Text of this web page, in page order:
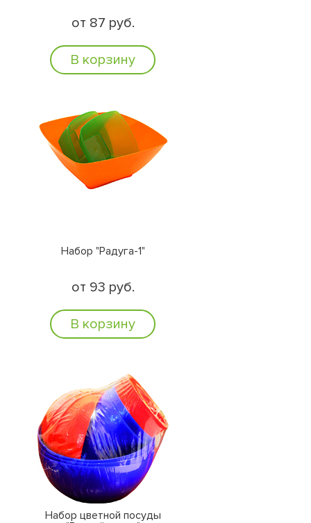
от 87 руб.
В корзину
Набор "Радуга-1"
от 93 руб.
В корзину
Набор цветной посуды